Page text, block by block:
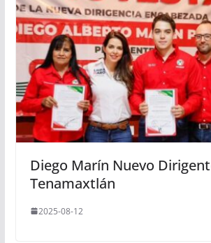
Diego Marín Nuevo
Tenamaxtlán
2025-08-12